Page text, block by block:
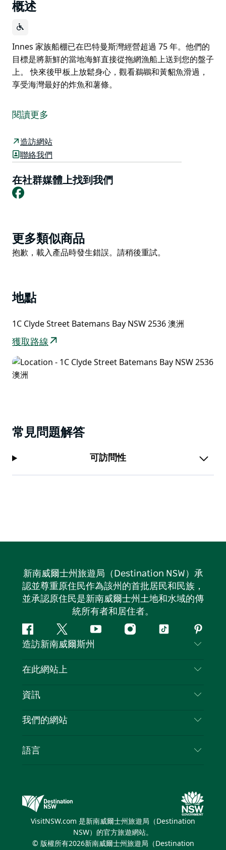
概述
Innes 家族船棚已在巴特曼斯灣經營超過 75 年。他們的
目標是將新鮮的當地海鮮直接從拖網漁船上送到您的盤子
上。 快來後甲板上放鬆身心，觀看鵜鶘和黃貂魚滑過，
享受海灣最好的炸魚和薯條。
目標是將新鮮的當地海鮮直接從拖網漁船上送到您的盤子
上。
快來後甲板上放鬆身心，觀看鵜鶘和黃貂魚滑過，享受海
灣最好的炸魚和薯條。
閱讀更多
造訪網站
聯絡我們
在社群媒體上找到我們
Facebook
Product
List
更多類似商品
Product
抱歉，載入產品時發生錯誤。請稍後重試。
地點
1C Clyde Street Batemans Bay NSW 2536 澳洲
獲取路線
常見問題解答
可訪問性
新南威爾士州旅遊局（Destination NSW）承
認並尊重原住民作為該州的首批居民和民族，
並承認原住民是新南威爾士州土地和水域的傳
統所有者和居住者。
Facebook嘰
嘰
喳
Youtube Instagram
抖
造訪新南威爾斯州
聯絡我們
隱私
Cookie 通知
在此網站上
目的地
新南威爾斯州公路旅行
活動
資訊
旅行資訊
新南威爾斯的商業
我們的網站
新南威爾士州旅遊局（Destination NSW）媒體中
繽紛悉尼燈光音樂節
語言
VisitNSW.com 是新南威爾士州旅遊局（Destination
NSW）的官方旅遊網站。
© 版權所有2026新南威爾士州旅遊局（Destination